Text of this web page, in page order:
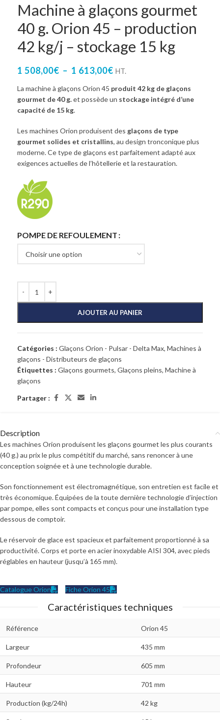
Machine à glaçons gourmet
40 g. Orion 45 – production
42 kg/j – stockage 15 kg
1 508,00€ – 1 613,00€ HT.
La machine à glaçons Orion 45 produit 42 kg de glaçons
gourmet de 40 g.et possède un stockage intégré d’une
capacité de 15 kg.
Les machines Orion produisent des glaçons de type
gourmet solides et cristallins, au design tronconique plus
moderne. Ce type de glaçons est parfaitement adapté aux
exigences actuelles de l’hôtellerie et la restauration.
POMPE DE REFOULEMENT
AJOUTER AU PANIER
Catégories : Glaçons Orion - Pulsar - Delta Max, Machines à
glaçons - Distributeurs de glaçons
Étiquettes : Glaçons gourmets, Glaçons pleins, Machine à
glaçons
Partager :
Description
Les machines Orion produisent les glaçons gourmet les plus courants
(40 g.) au prix le plus compétitif du marché, sans renoncer à une
conception soignée et à une technologie durable.
Son fonctionnement est électromagnétique, son entretien est facile et
très économique. Équipées de la toute dernière technologie d’injection
par pompe, elles sont compacts et conçus pour une installation type
dessous de comptoir.
Le réservoir de glace est spacieux et parfaitement proportionné à sa
productivité. Corps et porte en acier inoxydable AISI 304, avec pieds
réglables en hauteur (jusqu’à 165 mm).
Catalogue Orion Fiche Orion 45
Caractéristiques techniques
Référence Orion 45
Largeur 435 mm
Profondeur 605 mm
Hauteur 701 mm
Production (kg/24h) 42 kg